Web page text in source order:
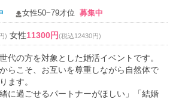
女性50~79才位 募集中
) 女性11300円(税込12430円)
代の方を対象とした婚活イベントです。
らこそ、お互いを尊重しながら自然体で
ます。
に過ごせるパートナーがほしい」「結婚